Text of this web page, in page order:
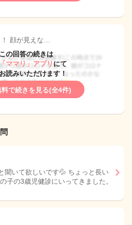
顔が見えな…
この回答の続きは
ママリ」アプリ にて
お読みいただけます！
料で続きを見る(全4件)
聞いて欲しいです💦 ちょっと長い
子の3歳児健診にいってきました。